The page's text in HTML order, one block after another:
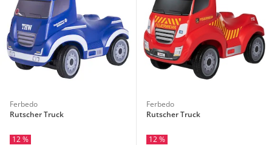
Ferbedo
Rutscher Truck
12 %
Ferbedo
Rutscher Truck
12 %